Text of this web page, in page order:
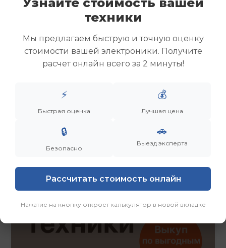
Скупка ноутбуков
Скупка ультрабуков
Скупка рабочих ноутбуков
Скупка старых ноутбуков (б/у)
Скупка внешних жестких дисков
Заказать Смотреть еще
техники
Мы предлагаем быструю и точную оценку
стоимости вашей электроники. Получите
расчет онлайн всего за 2 минуты!
⚡
Быстрая оценка
💰
Лучшая цена
🔒
Безопасно
🚗
Выезд эксперта
Рассчитать стоимость онлайн
Нажатие на кнопку откроет калькулятор в новой вкладке